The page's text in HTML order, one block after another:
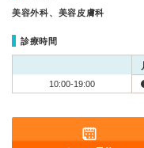
美容外科、美容皮膚科
診療時間
10:00-19:00